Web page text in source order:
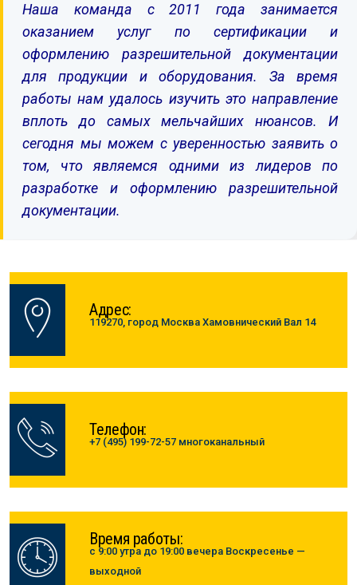
Наша команда с 2011 года занимается
оказанием услуг по сертификации и
оформлению разрешительной документации
для продукции и оборудования. За время
работы нам удалось изучить это направление
вплоть до самых мельчайших нюансов. И
сегодня мы можем с уверенностью заявить о
том, что являемся одними из лидеров по
разработке и оформлению разрешительной
документации.
Адрес:
119270, город Москва Хамовнический Вал 14
Телефон:
+7 (495) 199-72-57 многоканальный
Время работы:
с 9:00 утра до 19:00 вечера Воскресенье —
выходной